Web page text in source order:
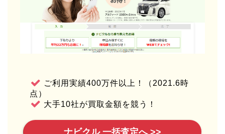
ご利用実績400万件以上！（2021.6時
点）
大手10社が買取金額を競う！
ナビクル 一括査定へ >>